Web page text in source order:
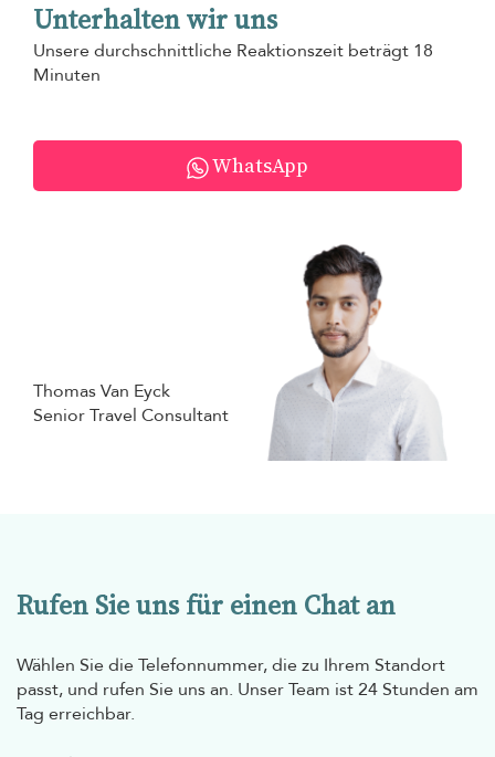
Unterhalten wir uns
Unsere durchschnittliche Reaktionszeit beträgt 18
Minuten
WhatsApp
Thomas Van Eyck
Senior Travel Consultant
Rufen Sie uns für einen Chat an
Wählen Sie die Telefonnummer, die zu Ihrem Standort
passt, und rufen Sie uns an. Unser Team ist 24 Stunden am
Tag erreichbar.